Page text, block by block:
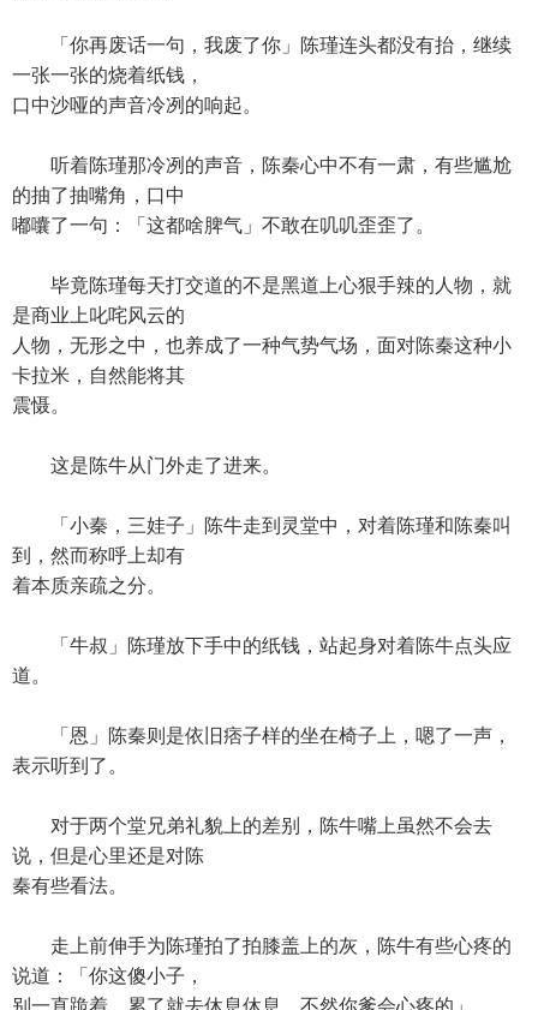
「你再废话一句，我废了你」陈瑾连头都没有抬，继续
一张一张的烧着纸钱，
口中沙哑的声音冷冽的响起。
听着陈瑾那冷冽的声音，陈秦心中不有一肃，有些尴尬
的抽了抽嘴角，口中
嘟囔了一句：「这都啥脾气」不敢在叽叽歪歪了。
毕竟陈瑾每天打交道的不是黑道上心狠手辣的人物，就
是商业上叱咤风云的
人物，无形之中，也养成了一种气势气场，面对陈秦这种小
卡拉米，自然能将其
震慑。
这是陈牛从门外走了进来。
「小秦，三娃子」陈牛走到灵堂中，对着陈瑾和陈秦叫
到，然而称呼上却有
着本质亲疏之分。
「牛叔」陈瑾放下手中的纸钱，站起身对着陈牛点头应
道。
「恩」陈秦则是依旧痞子样的坐在椅子上，嗯了一声，
表示听到了。
对于两个堂兄弟礼貌上的差别，陈牛嘴上虽然不会去
说，但是心里还是对陈
秦有些看法。
走上前伸手为陈瑾拍了拍膝盖上的灰，陈牛有些心疼的
说道：「你这傻小子，
别一直跪着，累了就去休息休息，不然你爹会心疼的」。